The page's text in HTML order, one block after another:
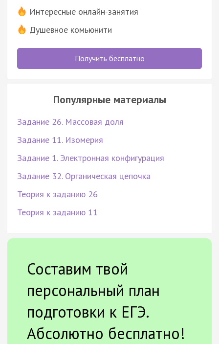
Интересные онлайн-занятия
Душевное комьюнити
Получить бесплатно
Популярные материалы
Задание 26. Массовая доля
Задание 11. Изомерия
Задание 1. Электронная конфигурация
Задание 32. Органическая цепочка
Теория к заданию 26
Теория к заданию 11
Составим твой
персональный план
подготовки к ЕГЭ.
Абсолютно бесплатно!